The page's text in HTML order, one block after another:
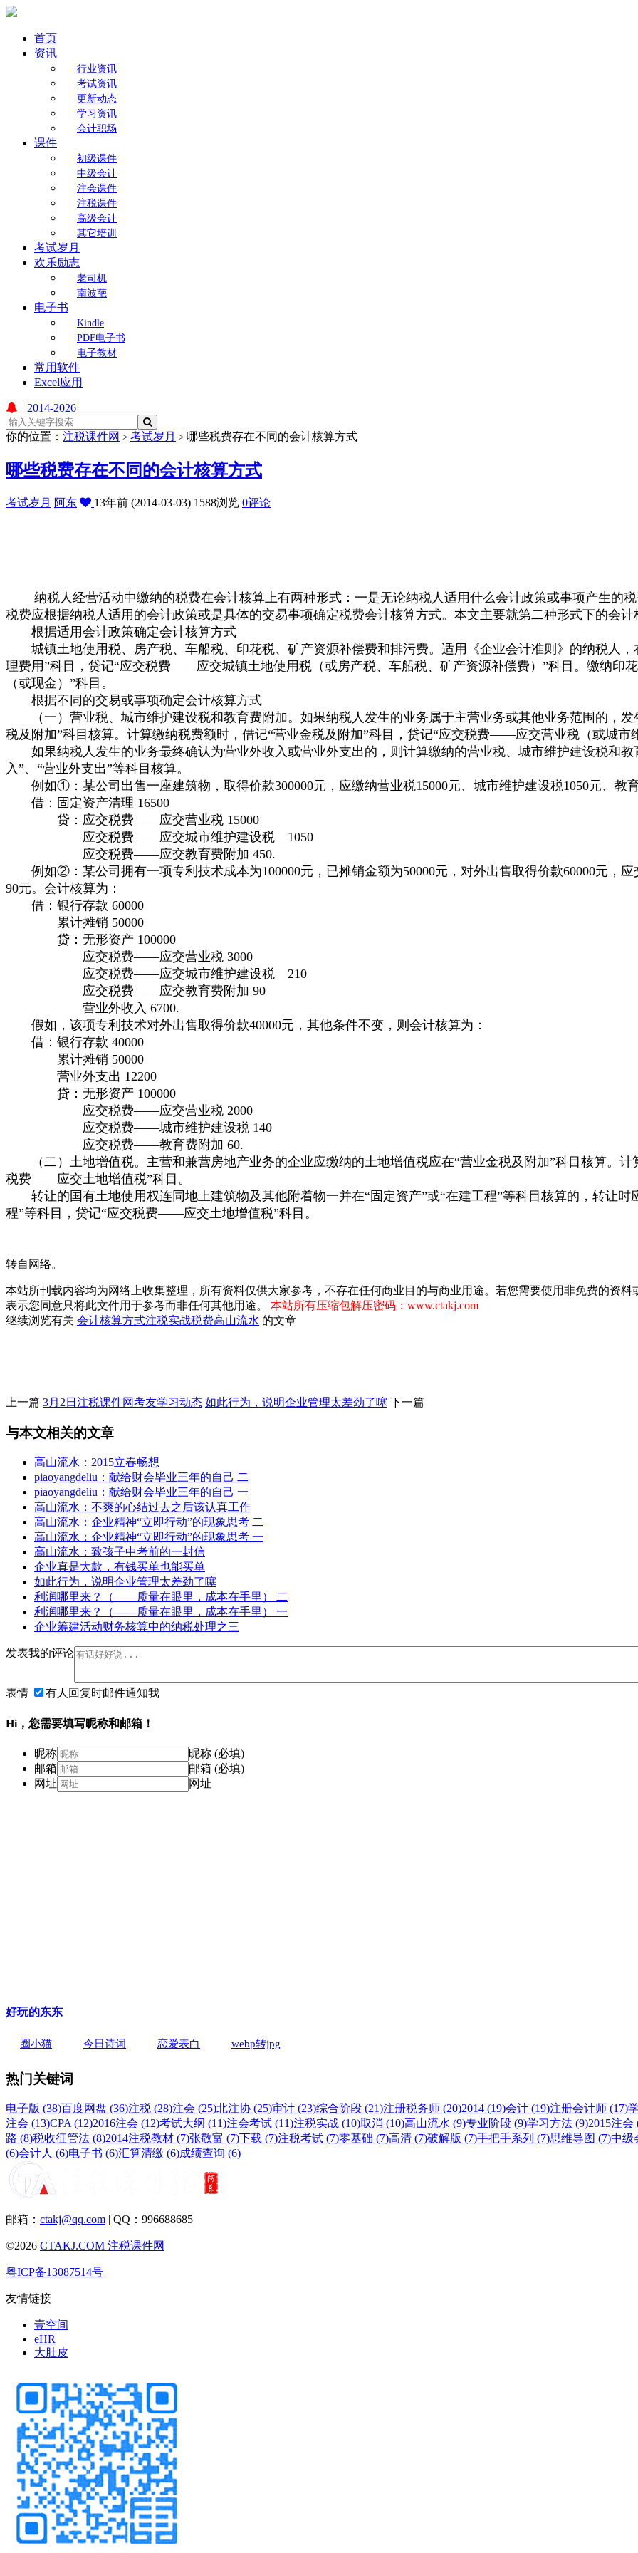
首页
资讯
行业资讯
考试资讯
更新动态
学习资讯
会计职场
课件
初级课件
中级会计
注会课件
注税课件
高级会计
其它培训
考试岁月
欢乐励志
老司机
南波葩
电子书
Kindle
PDF电子书
电子教材
常用软件
Excel应用
2014-2026
你的位置： 注税课件网 > 考试岁月 > 哪些税费存在不同的会计核算方式
哪些税费存在不同的会计核算方式
考试岁月 阿东 13年前 (2014-03-03) 1588浏览 0评论
纳税人经营活动中缴纳的税费在会计核算上有两种形式：一是无论纳税人适用什么会计政策或事项产生的
税费应根据纳税人适用的会计政策或是具体的交易事项确定税费会计核算方式。本文主要就第二种形式下的会计
根据适用会计政策确定会计核算方式
城镇土地使用税、房产税、车船税、印花税、矿产资源补偿费和排污费。适用《企业会计准则》的纳税人，
理费用”科目，贷记“应交税费——应交城镇土地使用税（或房产税、车船税、矿产资源补偿费）”科目。缴纳印
（或现金）”科目。
根据不同的交易或事项确定会计核算方式
（一）营业税、城市维护建设税和教育费附加。如果纳税人发生的业务属于主营业务或其他业务范围的，发
税及附加”科目核算。计算缴纳税费额时，借记“营业金税及附加”科目，贷记“应交税费——应交营业税（或城市
如果纳税人发生的业务最终确认为营业外收入或营业外支出的，则计算缴纳的营业税、城市维护建设税和教
入”、“营业外支出”等科目核算。
例如①：某公司出售一座建筑物，取得价款300000元，应缴纳营业税15000元、城市维护建设税1050元、教育
借：固定资产清理 16500
贷：应交税费——应交营业税 15000
应交税费——应交城市维护建设税 1050
应交税费——应交教育费附加 450.
例如②：某公司拥有一项专利技术成本为100000元，已摊销金额为50000元，对外出售取得价款60000元，应
90元。会计核算为：
借：银行存款 60000
累计摊销 50000
贷：无形资产 100000
应交税费——应交营业税 3000
应交税费——应交城市维护建设税 210
应交税费——应交教育费附加 90
营业外收入 6700.
假如，该项专利技术对外出售取得价款40000元，其他条件不变，则会计核算为：
借：银行存款 40000
累计摊销 50000
营业外支出 12200
贷：无形资产 100000
应交税费——应交营业税 2000
应交税费——城市维护建设税 140
应交税费——教育费附加 60.
（二）土地增值税。主营和兼营房地产业务的企业应缴纳的土地增值税应在“营业金税及附加”科目核算。计
税费——应交土地增值税”科目。
转让的国有土地使用权连同地上建筑物及其他附着物一并在“固定资产”或“在建工程”等科目核算的，转让时
程”等科目，贷记“应交税费——应交土地增值税”科目。
转自网络。
本站所刊载内容均为网络上收集整理，所有资料仅供大家参考，不存在任何商业目的与商业用途。若您需要使用非免费的资
表示您同意只将此文件用于参考而非任何其他用途。 本站所有压缩包解压密码：www.ctakj.com
继续浏览有关 会计核算方式注税实战税费高山流水 的文章
上一篇 3月2日注税课件网考友学习动态 如此行为，说明企业管理太差劲了噻 下一篇
与本文相关的文章
高山流水：2015立春畅想
piaoyangdeliu：献给财会毕业三年的自己 二
piaoyangdeliu：献给财会毕业三年的自己 一
高山流水：不爽的心结过去之后该认真工作
高山流水：企业精神“立即行动”的现象思考 二
高山流水：企业精神“立即行动”的现象思考 一
高山流水：致孩子中考前的一封信
企业真是大款，有钱买单也能买单
如此行为，说明企业管理太差劲了噻
利润哪里来？（——质量在眼里，成本在手里） 二
利润哪里来？（——质量在眼里，成本在手里） 一
企业筹建活动财务核算中的纳税处理之三
发表我的评论
表情 有人回复时邮件通知我
Hi，您需要填写昵称和邮箱！
昵称
昵称 (必填)
邮箱
邮箱 (必填)
网址
网址
好玩的东东
圈小猫 今日诗词 恋爱表白 webp转jpg
热门关键词
电子版 (38)百度网盘 (36)注税 (28)注会 (25)北注协 (25)审计 (23)综合阶段 (21)注册税务师 (20)2014 (19)会计 (19)注册会计师 (17)
注会 (13)CPA (12)2016注会 (12)考试大纲 (11)注会考试 (11)注税实战 (10)取消 (10)高山流水 (9)专业阶段 (9)学习方法 (9)2015注会
路 (8)税收征管法 (8)2014注税教材 (7)张敬富 (7)下载 (7)注税考试 (7)零基础 (7)高清 (7)破解版 (7)手把手系列 (7)思维导图 (7)中级
(6)会计人 (6)电子书 (6)汇算清缴 (6)成绩查询 (6)
邮箱： ctakj@qq.com | QQ：996688685
©2026 CTAKJ.COM 注税课件网
粤ICP备13087514号
友情链接
壹空间
eHR
大肚皮